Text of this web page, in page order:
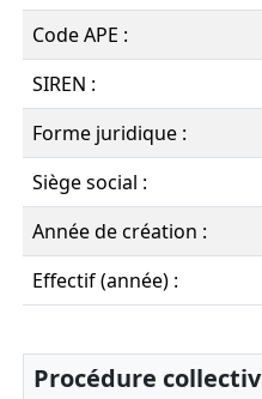
Code APE :
SIREN :
Forme juridique :
Siège social :
Année de création :
Effectif (année) :
Procédure